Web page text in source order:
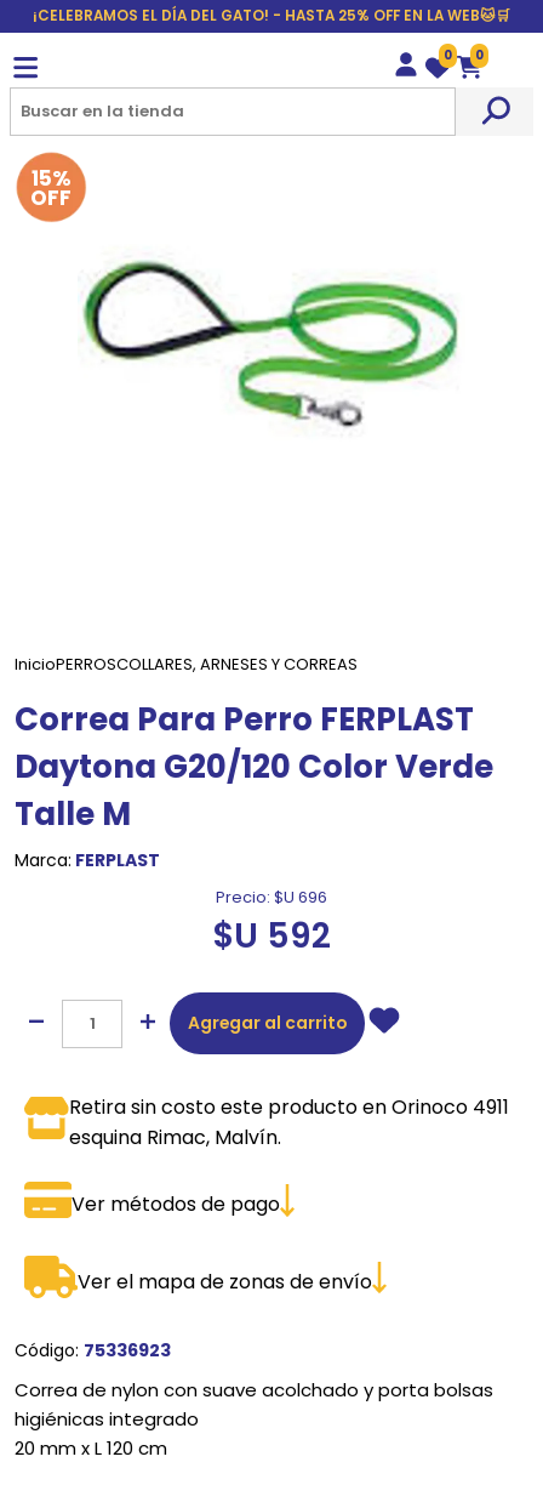
¡CELEBRAMOS EL DÍA DEL GATO! - HASTA 25% OFF EN LA WEB🐱🛒
Wishlist
0
Carrito
0
15%
OFF
InicioPERROSCOLLARES, ARNESES Y CORREAS
Correa Para Perro FERPLAST
Daytona G20/120 Color Verde
Talle M
Marca: FERPLAST
Precio: $U 696
$U 592
Agregar al carrito
Retira sin costo este producto en Orinoco 4911
esquina Rimac, Malvín.
Ver métodos de pago
Ver el mapa de zonas de envío
Código: 75336923
Correa de nylon con suave acolchado y porta bolsas
higiénicas integrado
20 mm x L 120 cm